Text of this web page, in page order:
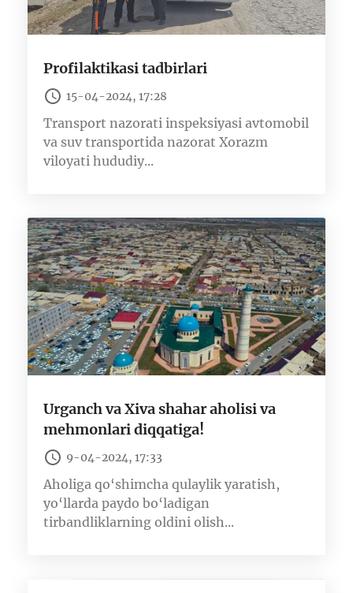
Profilaktikasi tadbirlari
15-04-2024, 17:28
Transport nazorati inspeksiyasi avtomobil
va suv transportida nazorat Xorazm
viloyati hududiy...
Urganch va Xiva shahar aholisi va
mehmonlari diqqatiga!
9-04-2024, 17:33
Aholiga qo‘shimcha qulaylik yaratish,
yo‘llarda paydo bo‘ladigan
tirbandliklarning oldini olish...